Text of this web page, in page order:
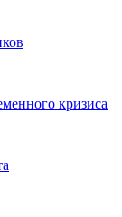
кризиса